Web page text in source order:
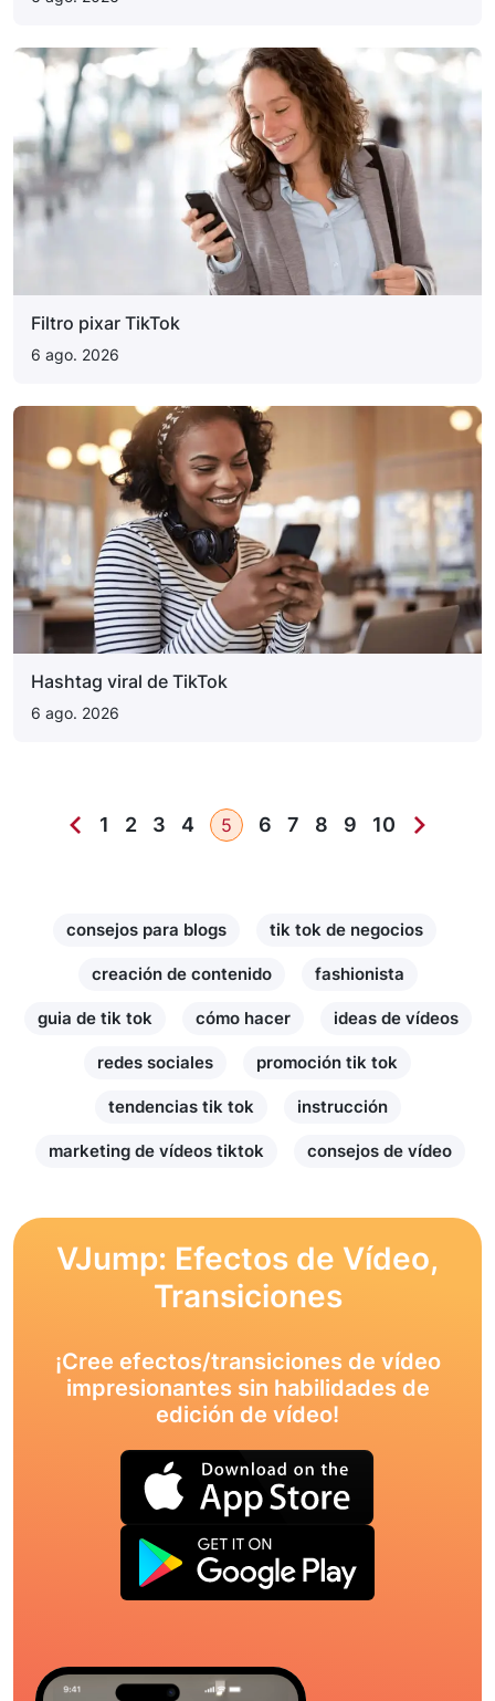
Filtro pixar TikTok
6 ago. 2026
Hashtag viral de TikTok
6 ago. 2026
1 2 3 4 5 6 7 8 9 10
consejos para blogs tik tok de negocios
creación de contenido fashionista
guia de tik tok cómo hacer ideas de vídeos
redes sociales promoción tik tok
tendencias tik tok instrucción
marketing de vídeos tiktok consejos de vídeo
VJump: Efectos de Vídeo,
Transiciones
¡Cree efectos/transiciones de vídeo
impresionantes sin habilidades de
edición de vídeo!